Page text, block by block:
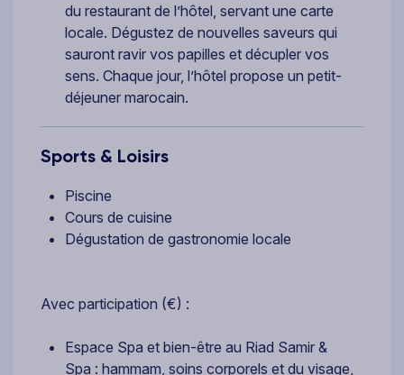
du restaurant de l’hôtel, servant une carte
locale. Dégustez de nouvelles saveurs qui
sauront ravir vos papilles et décupler vos
sens. Chaque jour, l’hôtel propose un petit-
déjeuner marocain.
Sports & Loisirs
Piscine
Cours de cuisine
Dégustation de gastronomie locale
Avec participation (€) :
Espace Spa et bien-être au Riad Samir &
Spa : hammam, soins corporels et du visage,